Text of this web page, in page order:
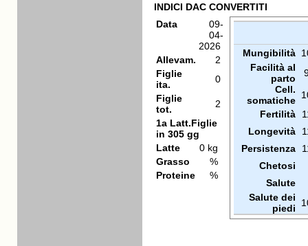
INDICI DAC CONVERTITI
Data
09-
04-
2026
Allevam.
2
Figlie
ita.
0
Figlie
tot.
2
1a Latt.Figlie
in 305 gg
Latte
0 kg
Grasso
%
Proteine
%
Mungibilità
Facilità al
parto
Cell.
somatiche
Fertilità
Longevità
Persistenza
Chetosi
Salute
Salute dei
piedi